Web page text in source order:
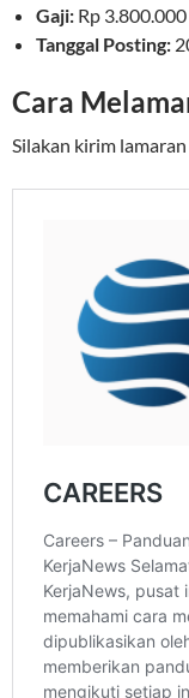
Gaji: Rp
Tanggal Posting:
Cara
Silakan kirim